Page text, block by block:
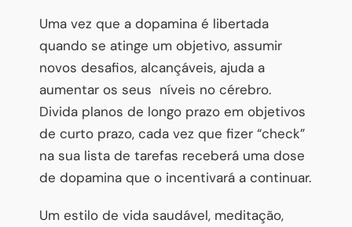
Uma vez que a dopamina é libertada
quando se atinge um objetivo, assumir
novos desafios, alcançáveis, ajuda a
aumentar os seus níveis no cérebro.
Divida planos de longo prazo em objetivos
de curto prazo, cada vez que fizer “check”
na sua lista de tarefas receberá uma dose
de dopamina que o incentivará a continuar.
Um estilo de vida saudável, meditação,